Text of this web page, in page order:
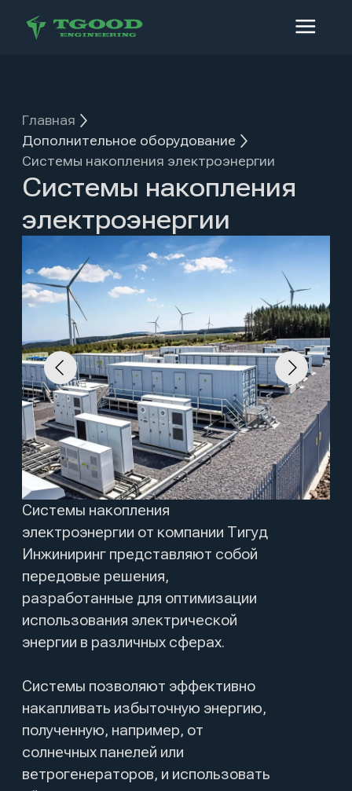
Системы накопления электроэнергии
Системы накопления
электроэнергии
Системы накопления
электроэнергии от компании Тигуд
Инжиниринг представляют собой
передовые решения,
разработанные для оптимизации
использования электрической
энергии в различных сферах.
Системы позволяют эффективно
накапливать избыточную энергию,
солнечных панелей или
ветрогенераторов, и использовать
потребления. Инновационные
технологии, применяемые в
производстве, обеспечивают
высокую эффективность зарядки и
разрядки, а также длительный
делает такие системы надежным
инструментом для повышения
энергетической независимости и
устойчивости бизнеса.
Каждая система накопления
электроэнергии адаптируется под
индивидуальные потребности